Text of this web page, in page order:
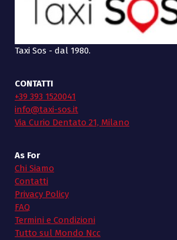
Taxi Sos - dal 1980.
CONTATTI
+39 393 1520041
info@taxi-sos.it
Via Curio Dentato 21, Milano
As For
Chi Siamo
Contatti
Privacy Policy
FAQ
Termini e Condizioni
Tutto sul Mondo Ncc